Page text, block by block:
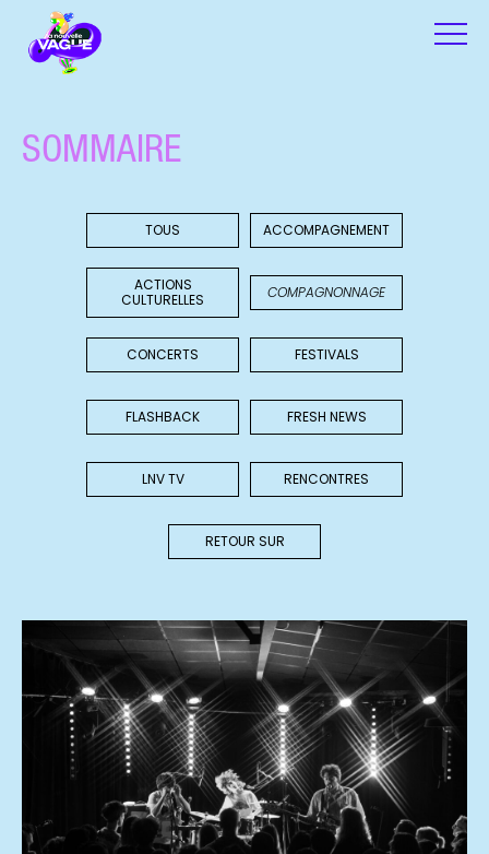
SOMMAIRE
TOUS ACCOMPAGNEMENT
ACTIONS
CULTURELLES
COMPAGNONNAGE
CONCERTS FESTIVALS
FLASHBACK FRESH NEWS
LNV TV RENCONTRES
RETOUR SUR